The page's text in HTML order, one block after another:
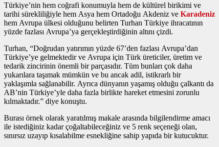
Türkiye’nin hem coğrafi konumuyla hem de kültürel birikimi ve
tarihi sürekliliğiyle hem Asya hem Ortadoğu Akdeniz ve Karadeniz
hem Avrupa ülkesi olduğunu belirten Turhan Türkiye ihracatının
yüzde fazlası Avrupa’ya gerçekleştirdiğinin altını çizdi.
Turhan, “Doğrudan yatırımın yüzde 67’den fazlası Avrupa’dan
Türkiye’ye gelmektedir ve Avrupa için Türk üreticiler, üretim ve
tedarik zincirinin önemli bir parçasıdır. Tüm bunları çok daha
yukarılara taşımak mümkün ve bu ancak adil, istikrarlı bir
yaklaşımla sağlanabilir. Ayrıca dünyanın yaşamış olduğu çalkantı da
AB’nin Türkiye’yle daha fazla birlikte hareket etmesini zorunlu
kılmaktadır.” diye konuştu.
Burası örnek olarak yaratılmış makale arasında bilgilendirme amacı
ile istediğiniz kadar çoğaltabileceğiniz ve 5 renk seçeneği olan,
sınırsız uzayıp kısalabilme esnekliğine sahip yapıda bir kutucuktur.